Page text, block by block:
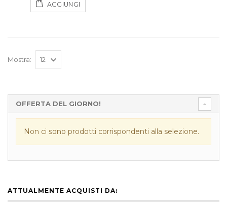
AGGIUNGI
Mostra:
OFFERTA DEL GIORNO!
Non ci sono prodotti corrispondenti alla selezione.
ATTUALMENTE ACQUISTI DA: